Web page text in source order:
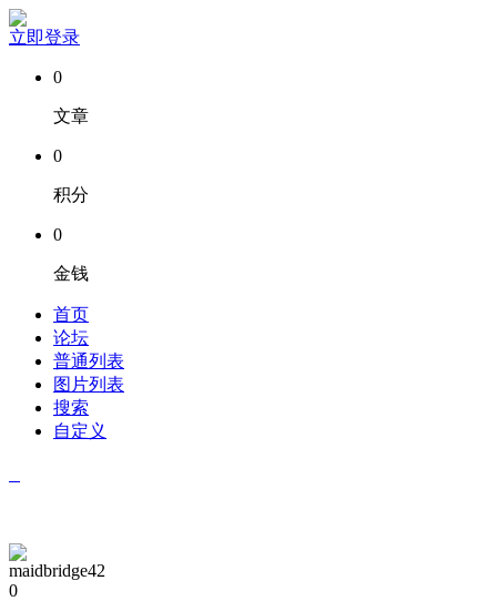
立即登录
0
文章
0
积分
0
金钱
首页
论坛
普通列表
图片列表
搜索
自定义
maidbridge42
0